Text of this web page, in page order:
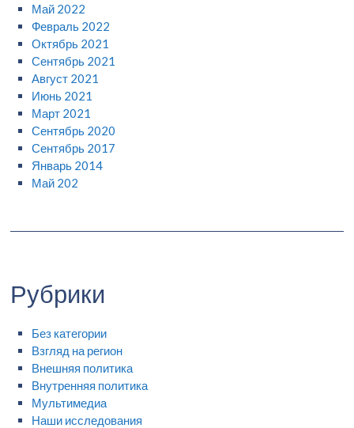
Май 2022
Февраль 2022
Октябрь 2021
Сентябрь 2021
Август 2021
Июнь 2021
Март 2021
Сентябрь 2020
Сентябрь 2017
Январь 2014
Май 202
Рубрики
Без категории
Взгляд на регион
Внешняя политика
Внутренняя политика
Мультимедиа
Наши исследования